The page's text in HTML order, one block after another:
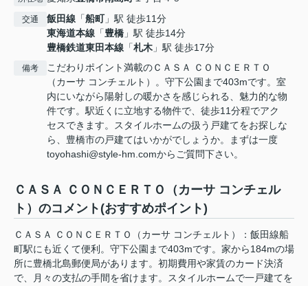
交通 飯田線 「船町」駅 徒歩11分
東海道本線 「豊橋 」駅 徒歩14分
豊橋鉄道東田本線 「札木 」駅 徒歩17分
備考
こだわりポイント満載のＣＡＳＡ ＣＯＮＣＥＲＴＯ
（カーサ コンチェルト）。守下公園まで403mです。室
内にいながら陽射しの暖かさを感じられる、魅力的な物
件です。駅近くに立地する物件で、徒歩11分程でアク
セスできます。スタイルホームの扱う戸建てをお探しな
ら、豊橋市の戸建てはいかがでしょうか。まずは一度
toyohashi@style-hm.comからご質問下さい。
ＣＡＳＡ ＣＯＮＣＥＲＴＯ（カーサ コンチェル
ト）のコメント(おすすめポイント)
ＣＡＳＡ ＣＯＮＣＥＲＴＯ（カーサ コンチェルト）：飯田線船
町駅にも近くて便利。守下公園まで403mです。家から184mの場
所に豊橋北島郵便局があります。初期費用や家賃のカード決済
で、月々の支払の手間を省けます。スタイルホームで一戸建てを